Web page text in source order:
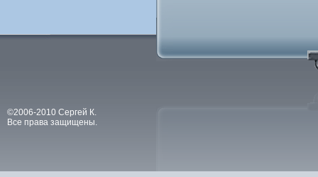
©2006-2010 Сергей К.
Все права защищены.